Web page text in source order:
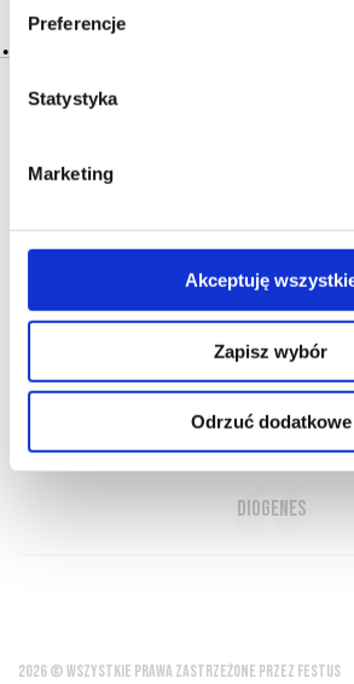
Preferencje
Statystyka
Marketing
Akceptuję
Zapisz wybór
Odrzuć dodatkowe
O NAS OFERTA ONLINE
PRZEWODNIK
Najbardziej lubię wino
rachunek
Diogenes
2026 © WSZYSTKIE PRAWA ZASTRZEŻONE PRZEZ FESTUS